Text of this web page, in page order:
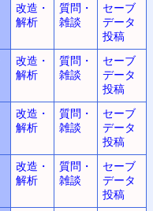
改造・
解析
質問・
雑談
セーブ
データ
投稿
改造・
解析
質問・
雑談
セーブ
データ
投稿
改造・
解析
質問・
雑談
セーブ
データ
投稿
改造・
解析
質問・
雑談
セーブ
データ
投稿